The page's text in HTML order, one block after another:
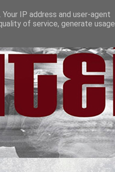
IP address and user-agent
of service, generate usage